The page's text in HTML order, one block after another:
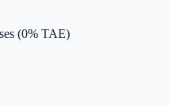
(0% TAE)